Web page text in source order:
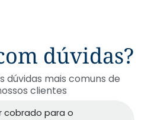
dúvidas?
dúvidas mais comuns de
clientes
cobrado para o